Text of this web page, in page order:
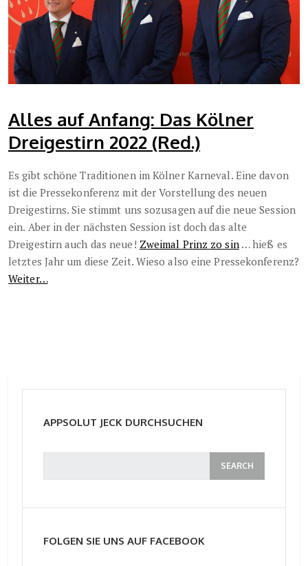
Alles auf Anfang: Das Kölner
Dreigestirn 2022 (Red.)
Es gibt schöne Traditionen im Kölner Karneval. Eine davon
ist die Pressekonferenz mit der Vorstellung des neuen
Dreigestirns. Sie stimmt uns sozusagen auf die neue Session
ein. Aber in der nächsten Session ist doch das alte
Dreigestirn auch das neue! Zweimal Prinz zo sin… hieß es
letztes Jahr um diese Zeit. Wieso also eine Pressekonferenz?
Weiter…
APPSOLUT JECK DURCHSUCHEN
FOLGEN SIE UNS AUF FACEBOOK